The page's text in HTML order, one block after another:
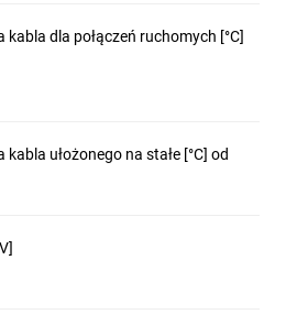
dla połączeń ruchomych [°C]
ułożonego na stałe [°C] od